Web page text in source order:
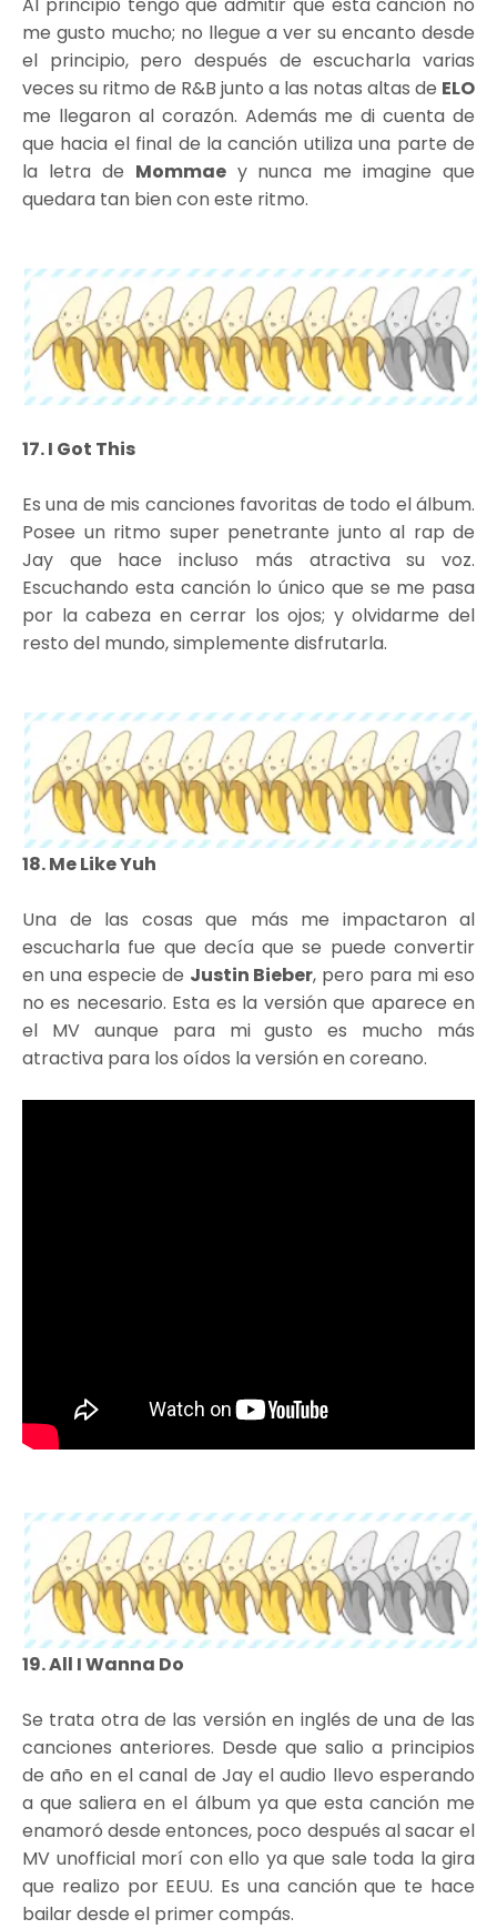
Al principio tengo que admitir que esta canción no
me gusto mucho; no llegue a ver su encanto desde
el principio, pero después de escucharla varias
veces su ritmo de R&B junto a las notas altas de ELO
me llegaron al corazón. Además me di cuenta de
que hacia el final de la canción utiliza una parte de
la letra de Mommaey nunca me imagine que
quedara tan bien con este ritmo.
17. I Got This
Es una de mis canciones favoritas de todo el álbum.
Posee un ritmo super penetrante junto al rap de
Jay que hace incluso más atractiva su voz.
Escuchando esta canción lo único que se me pasa
por la cabeza en cerrar los ojos; y olvidarme del
resto del mundo, simplemente disfrutarla.
18. Me Like Yuh
Una de las cosas que más me impactaron al
escucharla fue que decía que se puede convertir
en una especie de Justin Bieber, pero para mi eso
no es necesario. Esta es la versión que aparece en
el MV aunque para mi gusto es mucho más
atractiva para los oídos la versión en coreano.
19. All I Wanna Do
Se trata otra de las versión en inglés de una de las
canciones anteriores. Desde que salio a principios
de año en el canal de Jay el audio llevo esperando
a que saliera en el álbum ya que esta canción me
enamoró desde entonces, poco después al sacar el
MV unofficial morí con ello ya que sale toda la gira
que realizo por EEUU. Es una canción que te hace
bailar desde el primer compás.